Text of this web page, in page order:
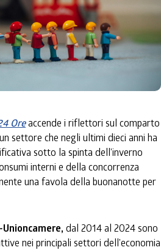
Oreaccende i riflettori sul comparto
, un settore che negli ultimi dieci anni ha
sotto la spinta dell’inverno
interni e della concorrenza
una favola della buonanotte per
dal 2014 al 2024 sono
nei principali settori dell’economia